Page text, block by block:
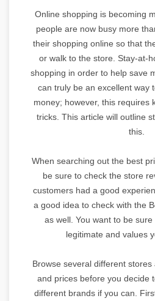
Online shopping is becoming
people are now busy more
their shopping online so that
or walk to the store. Stay-at-
shopping in order to help save
can truly be an excellent way
money; however, this requires
tricks. This article will outline
this.
When searching out the best
be sure to check the store
customers had a good
a good idea to check with the
as well. You want to be
legitimate and values
Browse several different
and prices before you decide
different brands if you can.